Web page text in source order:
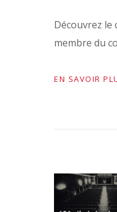
Découvrez le
membre du
EN SAVOIR